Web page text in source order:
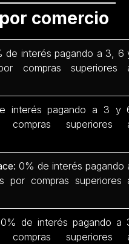
comercio
de interés pagando a 3, 6
compras superiores
interés pagando a 3 y
compras superiores
0% de interés pagando
por compras superiores
de interés pagando a
compras superiores